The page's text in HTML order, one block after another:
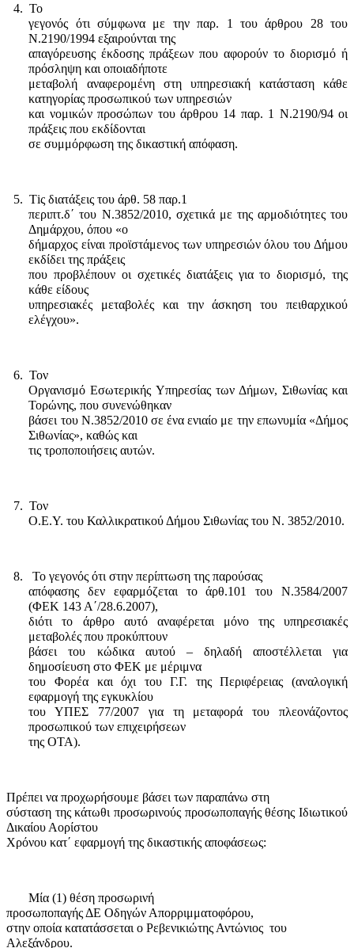
4. Το
γεγονός ότι σύμφωνα με την παρ. 1 του άρθρου 28 του
Ν.2190/1994 εξαιρούνται της
απαγόρευσης έκδοσης πράξεων που αφορούν το διορισμό ή
πρόσληψη και οποιαδήποτε
μεταβολή αναφερομένη στη υπηρεσιακή κατάσταση κάθε
κατηγορίας προσωπικού των υπηρεσιών
και νομικών προσώπων του άρθρου 14 παρ. 1 Ν.2190/94 οι
πράξεις που εκδίδονται
σε συμμόρφωση της δικαστική απόφαση.
5. Τiς διατάξεις του άρθ. 58 παρ.1
περιπτ.δ΄ του Ν.3852/2010, σχετικά με της αρμοδιότητες του
Δημάρχου, όπου «ο
δήμαρχος είναι προϊστάμενος των υπηρεσιών όλου του Δήμου
εκδίδει της πράξεις
που προβλέπουν οι σχετικές διατάξεις για το διορισμό, της
κάθε είδους
υπηρεσιακές μεταβολές και την άσκηση του πειθαρχικού
ελέγχου».
6. Τον
Οργανισμό Εσωτερικής Υπηρεσίας των Δήμων, Σιθωνίας και
Τορώνης, που συνενώθηκαν
βάσει του Ν.3852/2010 σε ένα ενιαίο με την επωνυμία «Δήμος
Σιθωνίας», καθώς και
τις τροποποιήσεις αυτών.
7. Τον
Ο.Ε.Υ. του Καλλικρατικού Δήμου Σιθωνίας του Ν. 3852/2010.
8.
Το γεγονός ότι στην περίπτωση της παρούσας
απόφασης δεν εφαρμόζεται το άρθ.101 του Ν.3584/2007
(ΦΕΚ 143 Α΄/28.6.2007),
διότι το άρθρο αυτό αναφέρεται μόνο της υπηρεσιακές
μεταβολές που προκύπτουν
βάσει του κώδικα αυτού – δηλαδή αποστέλλεται για
δημοσίευση στο ΦΕΚ με μέριμνα
του Φορέα και όχι του Γ.Γ. της Περιφέρειας (αναλογική
εφαρμογή της εγκυκλίου
του ΥΠΕΣ 77/2007 για τη μεταφορά του πλεονάζοντος
προσωπικού των επιχειρήσεων
της ΟΤΑ).
Πρέπει να προχωρήσουμε βάσει των παραπάνω στη
σύσταση της κάτωθι προσωρινούς προσωποπαγής θέσης Ιδιωτικού
Δικαίου Αορίστου
Χρόνου κατ΄ εφαρμογή της δικαστικής αποφάσεως:
Μία (1) θέση προσωρινή
προσωποπαγής ΔΕ Οδηγών Απορριμματοφόρου,
στην οποία κατατάσσεται ο Ρεβενικιώτης Αντώνιος του
Αλεξάνδρου.